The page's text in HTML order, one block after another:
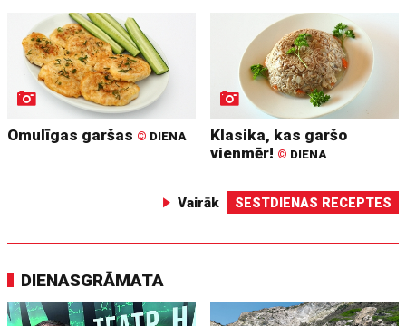
Omulīgas garšas © DIENA
Klasika, kas garšo
vienmēr! © DIENA
Vairāk SESTDIENAS RECEPTES
DIENASGRĀMATA